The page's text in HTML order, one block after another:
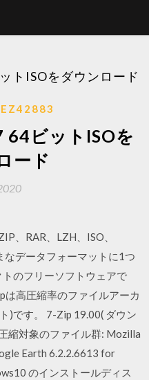
トISOをダウンロード
ビットISOを
ード
、RAR、LZH、ISO、
データフォーマットに1つ
のフリーソフトウェアで
高圧縮率のファイルアーカ
)です。 7-Zip 19.00( ダウン
縮対象のファイル群: Mozilla
Earth 6.2.2.6613 for
のインストールディス